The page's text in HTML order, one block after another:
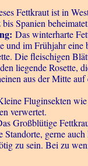
Fettkraut ist in
Spanien
Das winterharte
und im Frühjahr eine
Die fleischigen
liegende Rosette,
aus der Mitte
Fluginsekten
verwertet.
Großblütige
Standorte, gerne
zu sein. Bei zu